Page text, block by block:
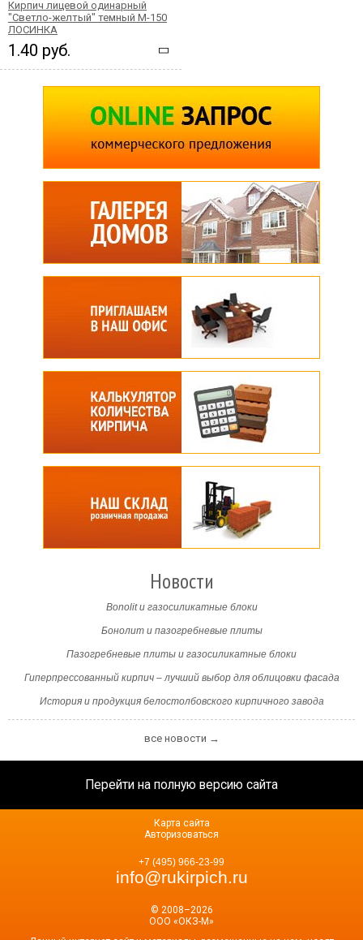
Кирпич лицевой одинарный
"Светло-желтый" темный М-150
ЛОСИНКА
1.40 руб.
Новости
Bonolit и газосиликатные блоки
Бонолит и пазогребневые плиты
Пазогребневые плиты и газосиликатные блоки
Гиперпрессованный кирпич – лучший выбор для облицовки фасада
История и продукция белостолбовского кирпичного завода
все новости →
Перейти на полную версию сайта
© 2008–2026
ООО «ОКЗ-М»
+7 (495) 966-23-99
info@rukirpich.ru
Карта сайта
Авторизоваться